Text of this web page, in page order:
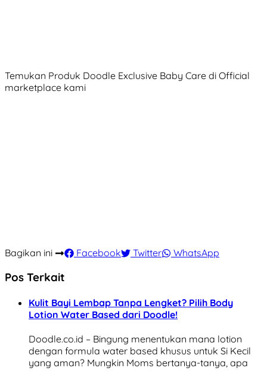
Temukan Produk Doodle Exclusive Baby Care di Official
marketplace kami
Bagikan ini Facebook Twitter WhatsApp
Pos Terkait
Kulit Bayi Lembap Tanpa Lengket? Pilih Body
Lotion Water Based dari Doodle!
Doodle.co.id – Bingung menentukan mana lotion
dengan formula water based khusus untuk Si Kecil
yang aman? Mungkin Moms bertanya-tanya, apa